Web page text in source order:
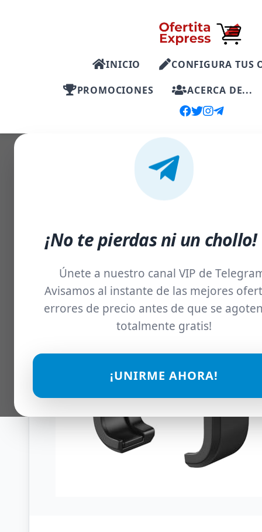
INICIO
CONFIGURA TUS
PROMOCIONES
ACERCA DE...
¡No te pierdas ni un
Únete a nuestro canal VIP de
Avisamos al instante de las mejores
errores de precio antes de que se
totalmente gratis!
¡UNIRME AHORA!